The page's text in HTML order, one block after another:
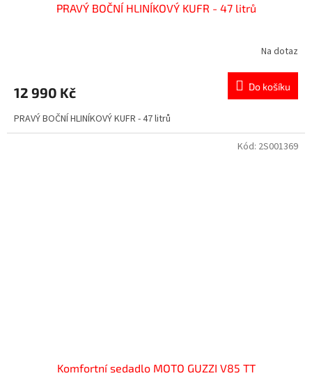
PRAVÝ BOČNÍ HLINÍKOVÝ KUFR - 47 litrů
Na dotaz
12 990 Kč Do košíku
PRAVÝ BOČNÍ HLINÍKOVÝ KUFR - 47 litrů
Komfortní sedadlo MOTO GUZZI V85 TT
Kód: 2S001369